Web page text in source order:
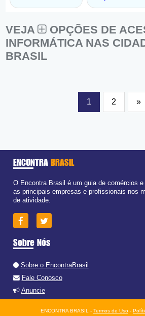
VEJA
OPÇÕES DE
INFORMÁTICA NAS
BRASIL
1 2 »
ENCONTRA BRASIL
O Encontra Brasil é um guia de comércios
as principais empresas e profissionais nos
de atividade.
Sobre Nós
Sobre o EncontraBrasil
Fale Conosco
Anuncie
ENCONTRA BRASIL - Termos de Uso -